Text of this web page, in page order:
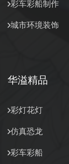
彩车彩船制作
城市环境装饰
华溢精品
彩灯花灯
仿真恐龙
彩车彩船